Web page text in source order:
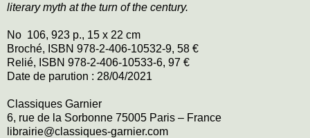
literary myth at the turn of the century.
No 106, 923 p., 15 x 22 cm
Broché, ISBN 978-2-406-10532-9, 58 €
Relié, ISBN 978-2-406-10533-6, 97 €
Date de parution : 28/04/2021
Classiques Garnier
6, rue de la Sorbonne 75005 Paris – France
librairie@classiques-garnier.com